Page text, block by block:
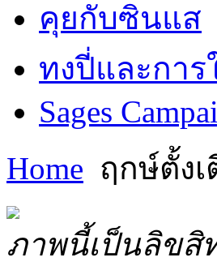
คุยกับซินแส
ทงปี่และการ
Sages
Home ฤกษ์ตั้งเ
ภาพนี้เป็นลิขสิ